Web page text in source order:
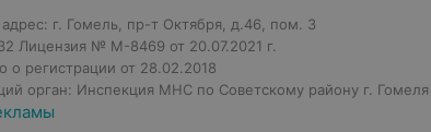
г. Гомель, пр-т Октября, д.46, пом. 3
Лицензия № М-8469 от 20.07.2021 г.
о регистрации от 28.02.2018
орган: Инспекция МНС по Советскому району г. Гомеля